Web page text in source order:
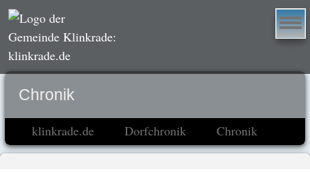
Chronik
klinkrade.de Dorfchronik Chronik